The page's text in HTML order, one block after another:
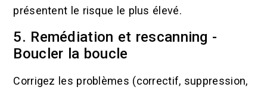
présentent le risque le plus élevé.
5. Remédiation et rescanning -
Boucler la boucle
Corrigez les problèmes (correctif, suppression,